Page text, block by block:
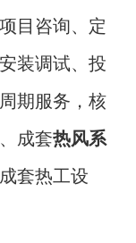
目咨询、定
装调试、投
期服务，核
成套热风系
套热工设